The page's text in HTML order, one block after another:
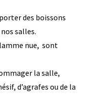
des boissons
salles.
nue, sont
la salle,
d’agrafes ou de la